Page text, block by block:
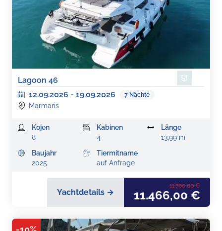
Lagoon 46
12.09.2026 - 19.09.2026 7 Nächte
Marmaris
Kojen
8
Kabinen
4
Länge
13,99 m
Baujahr
2025
Tiermitname
auf Anfrage
Yachtdetails →
11.700,00 €
11.466,00 €